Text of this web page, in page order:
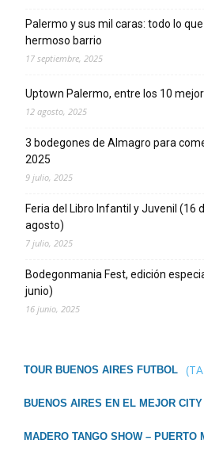
Palermo y sus mil caras: todo lo
hermoso barrio
17 septiembre, 2025
Uptown Palermo, entre los 10
12 agosto, 2025
3 bodegones de Almagro para
2025
9 julio, 2025
Feria del Libro Infantil y Juvenil (16
agosto)
7 julio, 2025
Bodegonmania Fest, edición
junio)
16 junio, 2025
TOUR BUENOS AIRES FUTBOL
BUENOS AIRES EN EL MEJOR
MADERO TANGO SHOW – PUERTO